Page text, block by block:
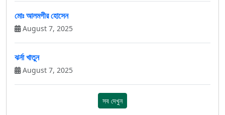
মোঃ আলমগীর হোসেন
August 7, 2025
ঝর্না খাতুন
August 7, 2025
সব দেখুন